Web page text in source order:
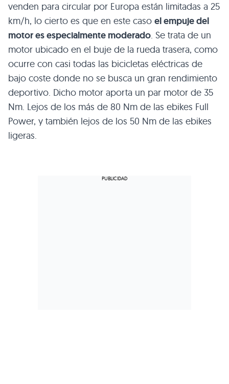
venden para circular por Europa están limitadas a 25
km/h, lo cierto es que en este caso el empuje del
motor es especialmente moderado. Se trata de un
motor ubicado en el buje de la rueda trasera, como
ocurre con casi todas las bicicletas eléctricas de
bajo coste donde no se busca un gran rendimiento
deportivo. Dicho motor aporta un par motor de 35
Nm. Lejos de los más de 80 Nm de las ebikes Full
Power, y también lejos de los 50 Nm de las ebikes
ligeras.